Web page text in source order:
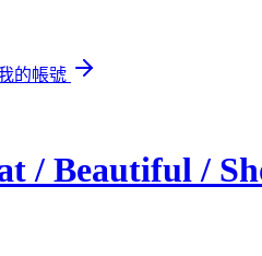
的帳號
/ Beautiful /